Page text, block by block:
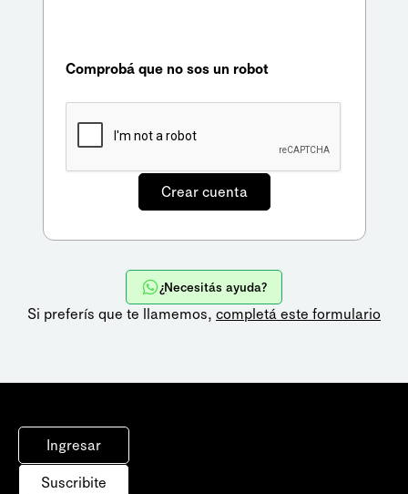
Comprobá que no sos un robot
¿Necesitás ayuda?
Si preferís que te llamemos, completá este formulario
Ingresar
Suscribite